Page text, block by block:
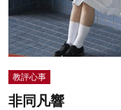
教評心事
非同凡響